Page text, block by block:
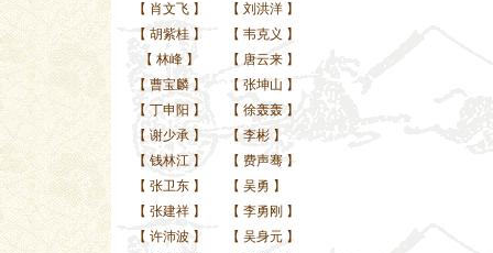
【 肖文飞】 【 刘洪洋 】
【 胡紫桂】 【 韦克义 】
【 林峰】 【 唐云来 】
【 曹宝麟】 【 张坤山 】
【 丁申阳 】 【 徐轰轰 】
【 谢少承】 【 李彬 】
【 钱林江】 【 费声骞 】
【 张卫东】 【 吴勇 】
【 张建祥】 【 李勇刚 】
【 许沛波】 【 吴身元 】